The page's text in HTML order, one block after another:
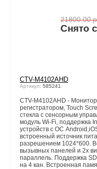
21800.00
Снято
CTV-M4102AHD
Артикул: 585241
CTV-M4102AHD -
регистратором, Touch
стекла с сенсорным
модуль Wi-Fi, поддержка
устройств с ОС
встроенный источник
разрешением 1024*600.
вызывных панелей и 2х
параллель. Поддержка
на 4 кан. Встроенная